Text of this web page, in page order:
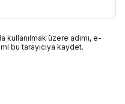
kullanılmak üzere adımı, e-
bu tarayıcıya kaydet.